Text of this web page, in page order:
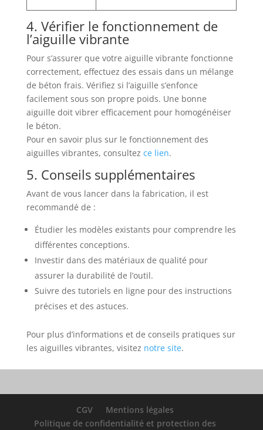
4. Vérifier le fonctionnement de
l’aiguille vibrante
Pour s’assurer que votre aiguille vibrante fonctionne
correctement, effectuez des essais dans un mélange
de béton frais. Vérifiez si l’aiguille s’enfonce
facilement sous son propre poids. Une bonne
aiguille doit vibrer efficacement pour homogénéiser
le béton.
Pour en savoir plus sur le fonctionnement des
aiguilles vibrantes, consultez ce lien.
5. Conseils supplémentaires
Avant de vous lancer dans la fabrication, il est
recommandé de :
Étudier les modèles existants pour comprendre les
différentes conceptions.
Investir dans des matériaux de qualité pour
assurer la durabilité de l’outil.
Suivre des tutoriels en ligne pour des instructions
précises et des astuces.
Pour plus d’informations et de conseils pratiques sur
les aiguilles vibrantes, visitez notre site.
CGV
Mentions légales
Politique de confidentialité et protection des